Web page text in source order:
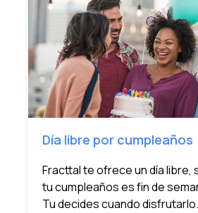
Día libre por cumpleaños
Fracttal te ofrece un día libre,
tu cumpleaños es fin de
Tu decides cuando disfrutarlo.